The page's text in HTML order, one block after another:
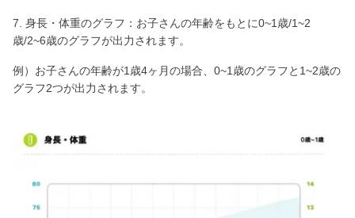
7. 身長・体重のグラフ：お子さんの年齢をもとに0~1歳/1~2
歳/2~6歳のグラフが出力されます。
例）お子さんの年齢が1歳4ヶ月の場合、0~1歳のグラフと1~2歳の
グラフ2つが出力されます。